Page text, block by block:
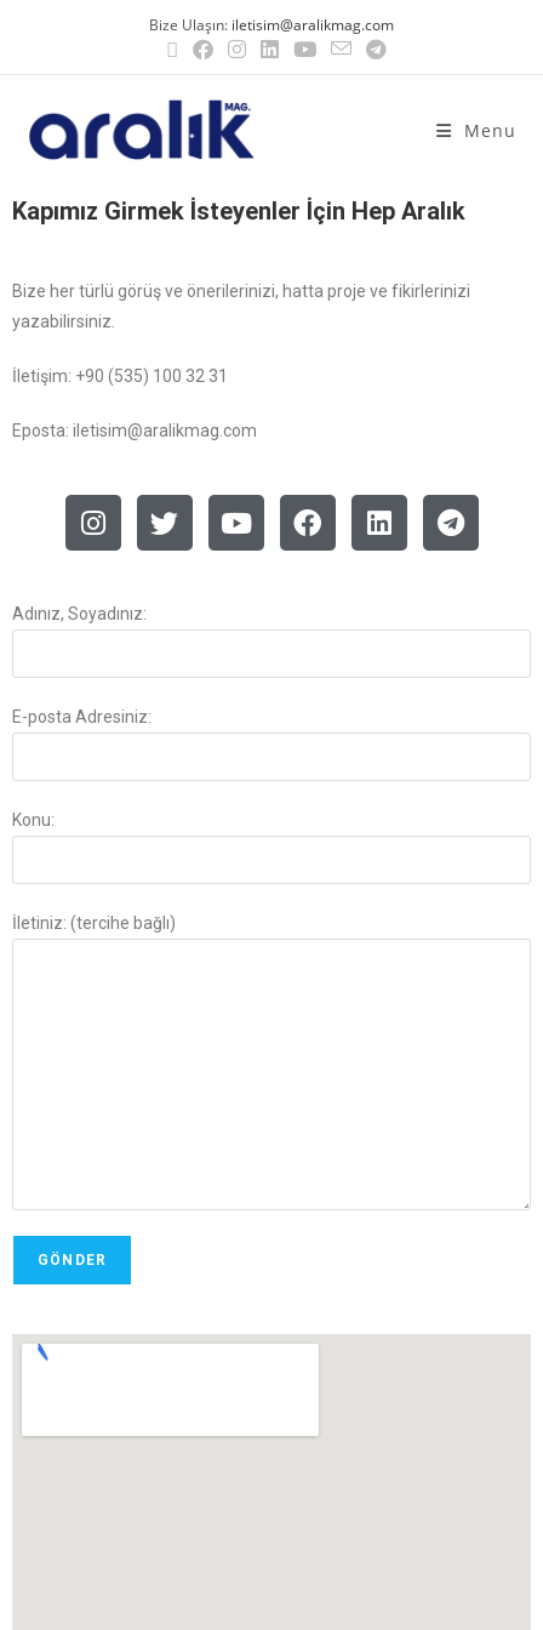
Bize Ulaşın: iletisim@aralikmag.com
Menu
Kapımız Girmek İsteyenler İçin Hep Aralık
Bize her türlü görüş ve önerilerinizi, hatta proje ve fikirlerinizi
yazabilirsiniz.
İletişim: +90 (535) 100 32 31
Eposta: iletisim@aralikmag.com
Adınız, Soyadınız:
E-posta Adresiniz:
Konu:
İletiniz: (tercihe bağlı)